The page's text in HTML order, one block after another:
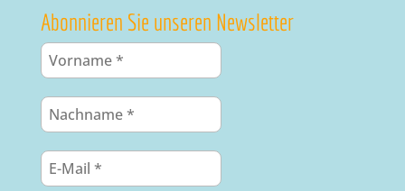
Abonnieren Sie unseren Newsletter